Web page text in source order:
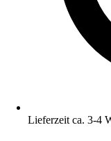
Lieferzeit ca. 3-4